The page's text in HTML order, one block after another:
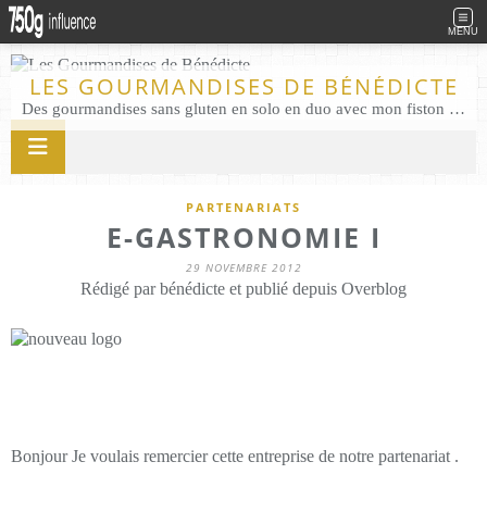
MENU
LES GOURMANDISES DE BÉNÉDICTE
Des gourmandises sans gluten en solo en duo avec mon fiston . Salé comme Sucré sans gluten éco responsable Les Gourmandises de Bénédicte gâteau produits locaux
PARTENARIATS
E-GASTRONOMIE I
29 NOVEMBRE 2012
Rédigé par bénédicte et publié depuis Overblog
Bonjour Je voulais remercier cette entreprise de notre partenariat .